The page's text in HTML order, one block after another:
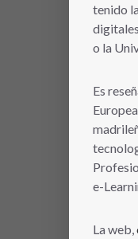
tenido
o la
Es
e-
La web,